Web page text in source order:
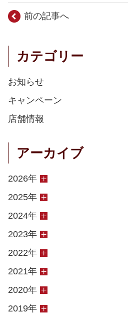
前の記事へ
カテゴリー
お知らせ
キャンペーン
店舗情報
アーカイブ
2026年
2025年
2024年
2023年
2022年
2021年
2020年
2019年